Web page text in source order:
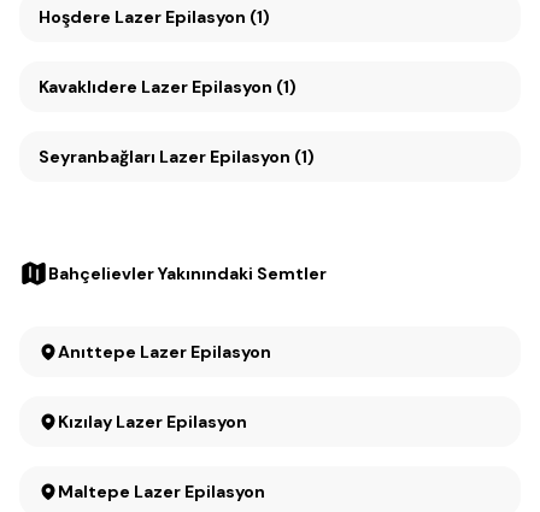
Hoşdere Lazer Epilasyon (1)
Kavaklıdere Lazer Epilasyon (1)
Seyranbağları Lazer Epilasyon (1)
Bahçelievler Yakınındaki Semtler
Anıttepe Lazer Epilasyon
Kızılay Lazer Epilasyon
Maltepe Lazer Epilasyon